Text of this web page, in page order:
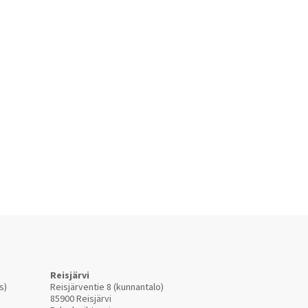
Reisjärvi
Reisjärventie 8 (kunnantalo)
85900 Reisjärvi